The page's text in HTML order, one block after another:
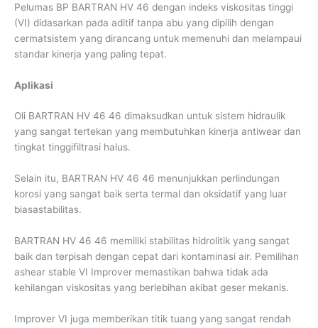
Pelumas BP BARTRAN HV 46 dengan indeks viskositas tinggi
(VI) didasarkan pada aditif tanpa abu yang dipilih dengan
cermatsistem yang dirancang untuk memenuhi dan melampaui
standar kinerja yang paling tepat.
Aplikasi
Oli BARTRAN HV 46 46 dimaksudkan untuk sistem hidraulik
yang sangat tertekan yang membutuhkan kinerja antiwear dan
tingkat tinggifiltrasi halus.
Selain itu, BARTRAN HV 46 46 menunjukkan perlindungan
korosi yang sangat baik serta termal dan oksidatif yang luar
biasastabilitas.
BARTRAN HV 46 46 memiliki stabilitas hidrolitik yang sangat
baik dan terpisah dengan cepat dari kontaminasi air. Pemilihan
ashear stable VI Improver memastikan bahwa tidak ada
kehilangan viskositas yang berlebihan akibat geser mekanis.
Improver VI juga memberikan titik tuang yang sangat rendah